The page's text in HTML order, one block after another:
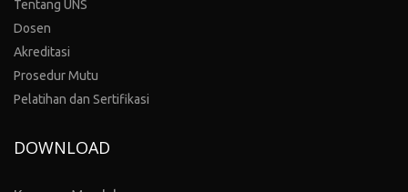
Tentang UNS
Dosen
Akreditasi
Prosedur Mutu
Pelatihan dan Sertifikasi
DOWNLOAD